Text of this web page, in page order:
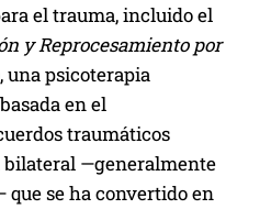
el trauma, incluido el
y Reprocesamiento por
una psicoterapia
en el
traumáticos
—generalmente
se ha convertido en